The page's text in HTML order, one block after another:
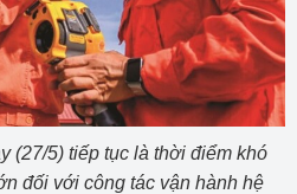
(27/5) tiếp tục là thời điểm khó
đối với công tác vận hành hệ